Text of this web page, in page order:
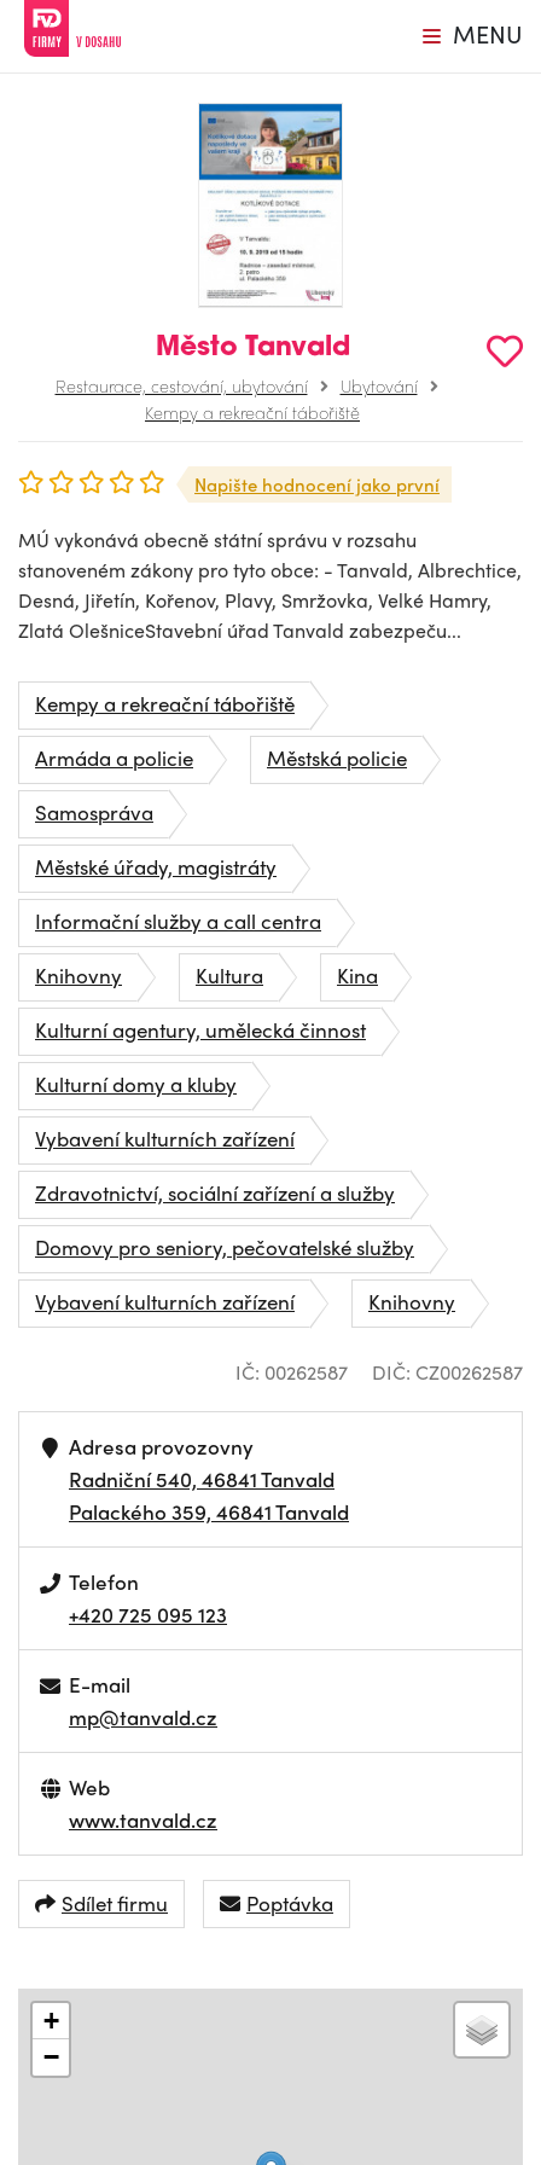
MENU
Město Tanvald
Restaurace, cestování, ubytování
Ubytování
Kempy a rekreační tábořiště
Napište hodnocení jako první
MÚ vykonává obecně státní správu v rozsahu
stanoveném zákony pro tyto obce: - Tanvald, Albrechtice,
Desná, Jiřetín, Kořenov, Plavy, Smržovka, Velké Hamry,
Zlatá OlešniceStavební úřad Tanvald zabezpeču...
Kempy a rekreační tábořiště
Armáda a policie
Městská policie
Samospráva
Městské úřady, magistráty
Informační služby a call centra
Knihovny
Kultura
Kina
Kulturní agentury, umělecká činnost
Kulturní domy a kluby
Vybavení kulturních zařízení
Zdravotnictví, sociální zařízení a služby
Domovy pro seniory, pečovatelské služby
Vybavení kulturních zařízení
Knihovny
IČ: 00262587 DIČ: CZ00262587
Adresa provozovny
Radniční 540, 46841 Tanvald
Palackého 359, 46841 Tanvald
Telefon
+420 725 095 123
E-mail
mp@tanvald.cz
Web
www.tanvald.cz
Sdílet firmu Poptávka
+
−